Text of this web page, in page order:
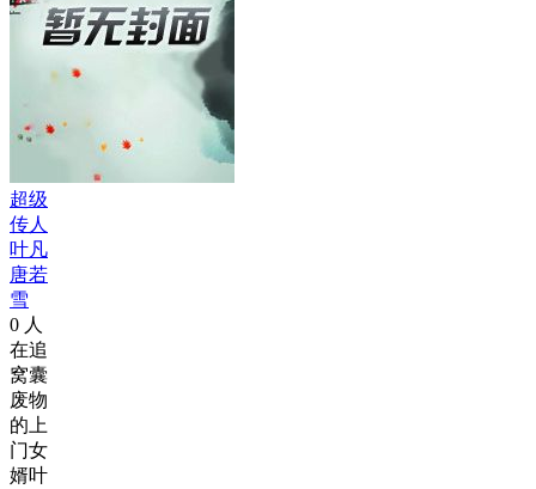
超级
传人
叶凡
唐若
雪
0 人
在追
窝囊
废物
的上
门女
婿叶